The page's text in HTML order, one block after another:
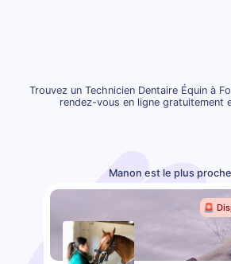
Trouvez un Technicien Dentaire Équin à
rendez-vous en ligne gratuitement
Manon est le plus
🚨